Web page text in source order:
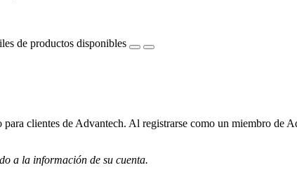
de productos disponibles
clientes de Advantech. Al registrarse como un miembro de
a la información de su cuenta.